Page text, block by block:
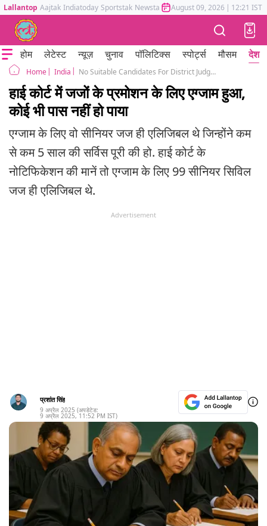
Lallantop Aajtak Indiatoday Sportstak Newstak Mumbai Tak Astrotak
August 09, 2026 | 12:21 IST
होम लेटेस्ट न्यूज़ चुनाव पॉलिटिक्स स्पोर्ट्स मौसम देश
Home India No Suitable Candidates For District Judge Promotion Based On Written Exam Results Rajasthan High Court Notifies
हाई कोर्ट में जजों के प्रमोशन के लिए एग्जाम हुआ,
कोई भी पास नहीं हो पाया
एग्जाम के लिए वो सीनियर जज ही एलिजिबल थे जिन्होंने कम
से कम 5 साल की सर्विस पूरी की हो. हाई कोर्ट के
नोटिफिकेशन की मानें तो एग्जाम के लिए 99 सीनियर सिविल
जज ही एलिजिबल थे.
Advertisement
प्रशांत सिंह
9 अप्रैल 2025 (अपडेटेड:
9 अप्रैल 2025, 11:52 PM IST)